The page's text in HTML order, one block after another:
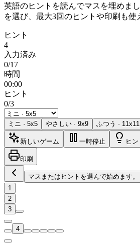
英語のヒントを読んでマスを埋めま
を選び、最大3回のヒントや印刷も使
ヒント
4
入力済み
0/17
時間
00:00
ヒント
0/3
ミニ · 5x5 やさしい · 9x9 ふつう · 11x11
新しいゲーム 一時停止 ヒ
印刷
マスまたはヒントを選んで始めます。
1
2
3
4